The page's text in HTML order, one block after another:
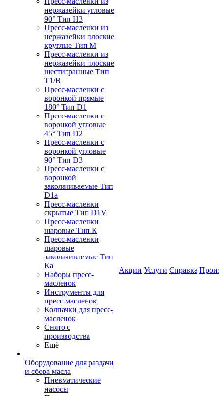
нержавейки угловые
90° Тип H3
Пресс-масленки из
нержавейки плоские
круглые Тип M
Пресс-масленки из
нержавейки плоские
шестигранные Тип
T1/B
Пресс-масленки с
воронкой прямые
180° Тип D1
Пресс-масленки с
воронкой угловые
45° Тип D2
Пресс-масленки с
воронкой угловые
90° Тип D3
Пресс-масленки с
воронкой
заколачиваемые Тип
D1a
Пресс-масленки
скрытые Тип D1V
Пресс-масленки
шаровые Тип К
Пресс-масленки
шаровые
заколачиваемые Тип
Кa
Наборы пресс-
масленок
Инструменты для
пресс-масленок
Колпачки для пресс-
масленок
Снято с
производства
Ещё
Оборудование для раздачи
и сбора масла
Пневматические
насосы
Акции Услуги Справка